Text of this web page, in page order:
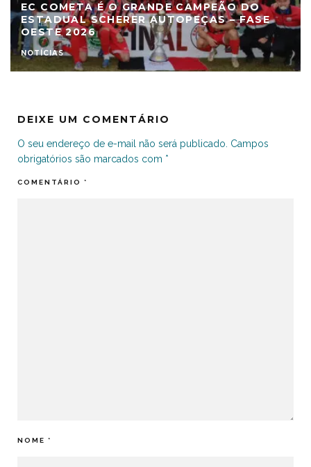
EC COMETA É O GRANDE CAMPEÃO DO
ESTADUAL SCHERER AUTOPEÇAS – FASE
OESTE 2026
NOTÍCIAS
DEIXE UM COMENTÁRIO
O seu endereço de e-mail não será publicado. Campos
obrigatórios são marcados com *
COMENTÁRIO *
NOME *